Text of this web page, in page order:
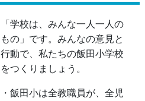
「学校は、みんな一人一人の
もの」です。みんなの意見と
行動で、私たちの飯田小学校
をつくりましょう。
・飯田小は全教職員が、全児